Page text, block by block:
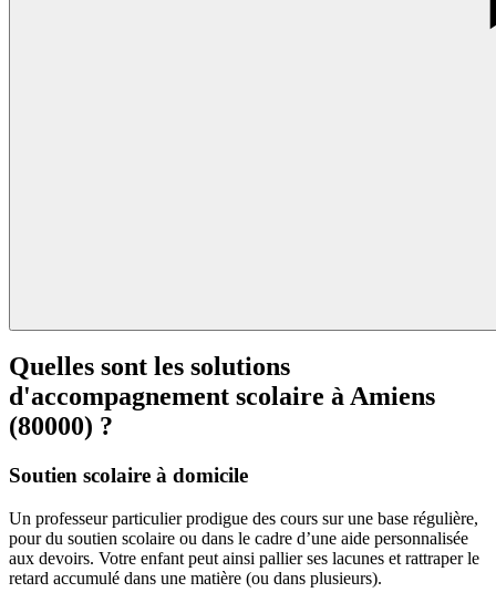
Quelles sont les solutions
d'accompagnement scolaire à Amiens
(80000) ?
Soutien scolaire à domicile
Un professeur particulier prodigue des cours sur une base régulière,
pour du soutien scolaire ou dans le cadre d’une aide personnalisée
aux devoirs. Votre enfant peut ainsi pallier ses lacunes et rattraper le
retard accumulé dans une matière (ou dans plusieurs).